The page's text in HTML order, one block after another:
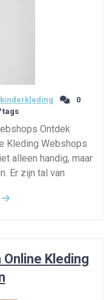
0
tags
Ontdek
Kleding Webshops
alleen handig, maar
Er zijn tal van
Kleding